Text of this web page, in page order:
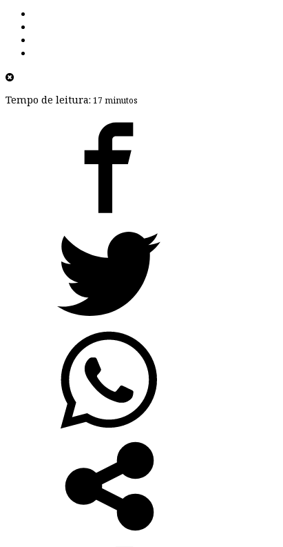
Tempo de leitura: 17 minutos